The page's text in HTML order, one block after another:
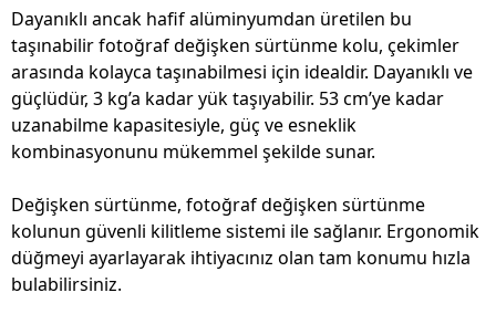
Dayanıklı ancak hafif alüminyumdan üretilen bu
taşınabilir fotoğraf değişken sürtünme kolu, çekimler
arasında kolayca taşınabilmesi için idealdir. Dayanıklı ve
güçlüdür, 3 kg’a kadar yük taşıyabilir. 53 cm’ye kadar
uzanabilme kapasitesiyle, güç ve esneklik
kombinasyonunu mükemmel şekilde sunar.
Değişken sürtünme, fotoğraf değişken sürtünme
kolunun güvenli kilitleme sistemi ile sağlanır. Ergonomik
düğmeyi ayarlayarak ihtiyacınız olan tam konumu hızla
bulabilirsiniz.